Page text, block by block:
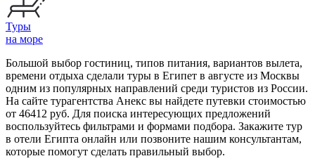
Туры
на море
Большой выбор гостиниц, типов питания, вариантов вылета,
времени отдыха сделали туры в Египет в августе из Москвы
одним из популярных направлений среди туристов из России.
На сайте турагентства Анекс вы найдете путевки стоимостью
от 46412 руб. Для поиска интересующих предложений
воспользуйтесь фильтрами и формами подбора. Закажите тур
в отели Египта онлайн или позвоните нашим консультантам,
которые помогут сделать правильный выбор.